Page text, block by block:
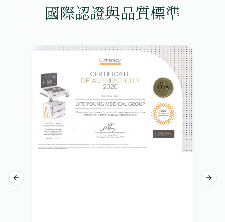
國際認證與品質標準
Previous slide